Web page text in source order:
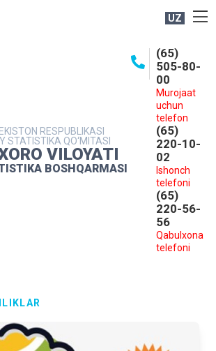
UZ
RESPUBLIKASI
STATISTIKA QO‘MITASI
VILOYATI
BOSHQARMASI
(65)
505-80-
00
Murojaat
uchun
telefon
(65)
220-10-
02
Ishonch
telefoni
(65)
220-56-
56
Qabulxona
telefoni
MATBUOT XIZMATI
MUROJAATLAR